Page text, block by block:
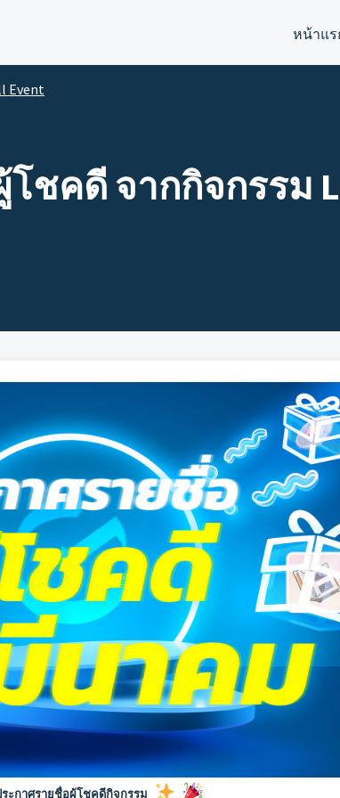
หน้าแร
Event
ชคดี จากกิจกรรม
ะกาศรายชื่อผู้โชคดีกิจกรรม